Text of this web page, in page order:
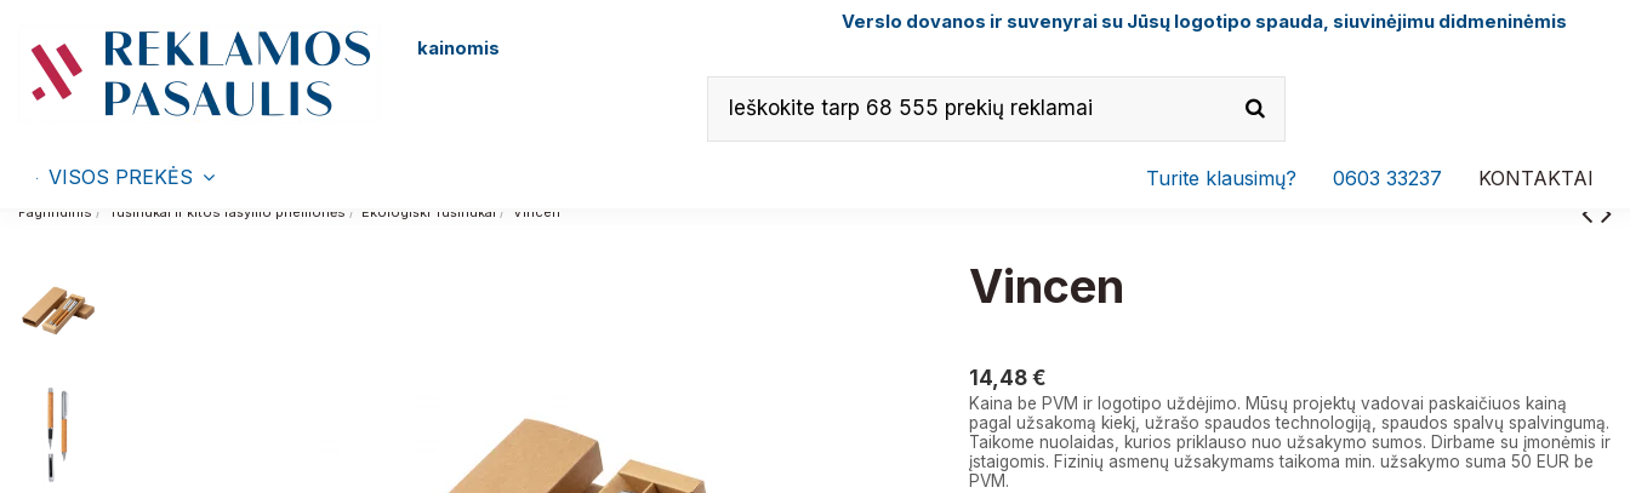
Verslo dovanos ir suvenyrai su Jūsų logotipo spauda, siuvinėjimu didmeninėmis
kainomis
VISOS PREKĖS KONTAKTAI
0603 33237
Turite klausimų?
Pagrindinis Tušinukai ir kitos rašymo priemonės Ekologiški Tušinukai Vincen
Vincen
14,48 €
Kaina be PVM ir logotipo uždėjimo. Mūsų projektų vadovai paskaičiuos kainą
pagal užsakomą kiekį, užrašo spaudos technologiją, spaudos spalvų spalvingumą.
Taikome nuolaidas, kurios priklauso nuo užsakymo sumos. Dirbame su įmonėmis ir
įstaigomis. Fizinių asmenų užsakymams taikoma min. užsakymo suma 50 EUR be
PVM.